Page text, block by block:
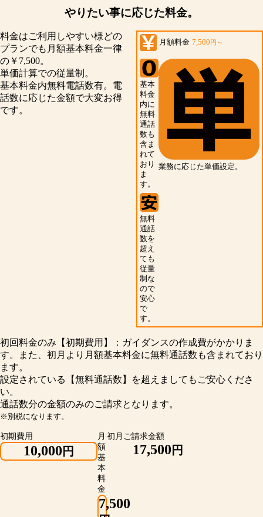
やりたい事に応じた料金。
料金はご利用しやすい様どの
プランでも月額基本料金一律
の￥7,500。
単価計算での従量制。
基本料金内無料電話数有。電
話数に応じた金額で大変お得
です。
月額料金 7,500 円～
基本
料金
内に
無料
通話
数も
含ま
れて
おり
ま
す。
業務に応じた単価設定。
無料
通話
数を
超え
ても
従量
制な
ので
安心
で
す。
初回料金のみ【初期費用】：ガイダンスの作成費がかかりま
す。また、初月より月額基本料金に無料通話数も含まれており
ます。
設定されている【無料通話数】を超えましてもご安心くださ
い。
通話数分の金額のみのご請求となります。
※別税になります。
初期費用
10,000 円
月
額
基
本
料
金
7,500
初月ご請求金額
17,500 円